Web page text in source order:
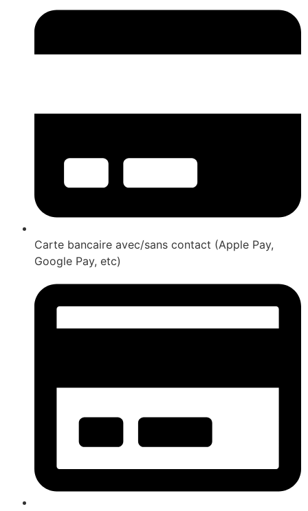
Carte bancaire avec/sans contact (Apple Pay,
Google Pay, etc)